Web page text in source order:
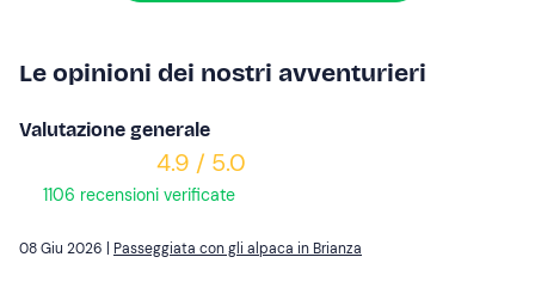
Le opinioni dei nostri avventurieri
Valutazione generale
4.9 / 5.0
1106 recensioni verificate
08 Giu 2026 | Passeggiata con gli alpaca in Brianza